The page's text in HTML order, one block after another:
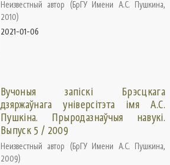
Неизвестный автор (БрГУ Имени А.С. Пушкина,
2010)
2021-01-06
Вучоныя запіскі Брэсцкага
дзяржаўнага універсітэта імя А.С.
Пушкіна. Прыродазнаўчыя навукі.
Выпуск 5 / 2009
Неизвестный автор (БрГУ Имени А.С. Пушкина,
2009)